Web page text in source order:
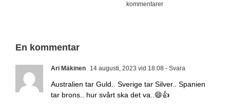
kommentarer
En kommentar
Ari Mäkinen 14 augusti, 2023 vid 18:08 - Svara
Australien tar Guld.. Sverige tar Silver.. Spanien
tar brons.. hur svårt ska det va..😄👍